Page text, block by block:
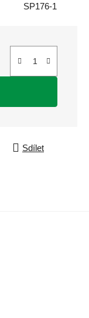
SP176-1
Sdílet